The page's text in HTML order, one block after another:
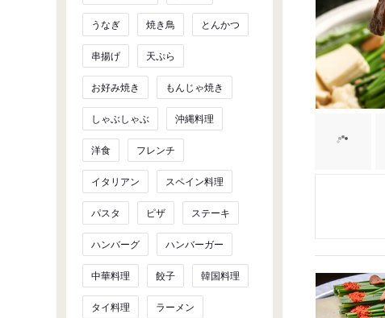
うなぎ 焼き鳥 とんかつ
串揚げ 天ぷら
お好み焼き もんじゃ焼き
しゃぶしゃぶ 沖縄料理
洋食 フレンチ
イタリアン スペイン料理
パスタ ピザ ステーキ
ハンバーグ ハンバーガー
中華料理 餃子 韓国料理
タイ料理 ラーメン